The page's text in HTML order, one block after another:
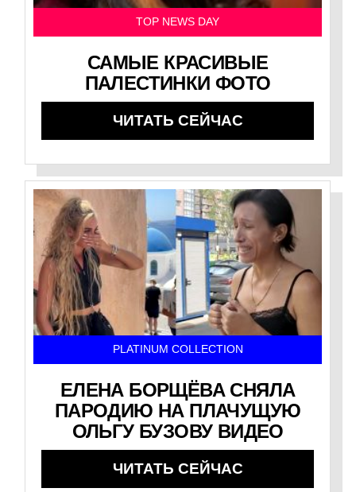
TOP NEWS DAY
САМЫЕ КРАСИВЫЕ
ПАЛЕСТИНКИ ФОТО
ЧИТАТЬ СЕЙЧАС
PLATINUM COLLECTION
ЕЛЕНА БОРЩЁВА СНЯЛА
ПАРОДИЮ НА ПЛАЧУЩУЮ
ОЛЬГУ БУЗОВУ ВИДЕО
ЧИТАТЬ СЕЙЧАС